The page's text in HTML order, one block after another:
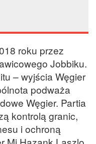
roku przez
Jobbiku.
– wyjścia Węgier
podważa
Węgier. Partia
kontrolą granic,
i ochroną